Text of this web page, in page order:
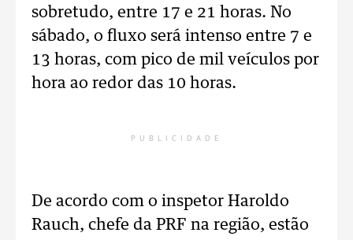
sobretudo, entre 17 e 21 horas. No
sábado, o fluxo será intenso entre 7 e
13 horas, com pico de mil veículos por
hora ao redor das 10 horas.
PUBLICIDADE
De acordo com o inspetor Haroldo
Rauch, chefe da PRF na região, estão